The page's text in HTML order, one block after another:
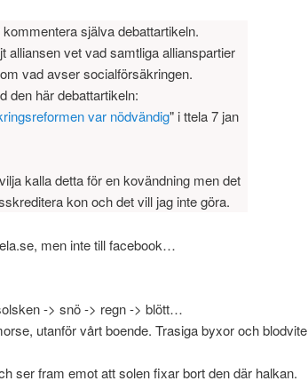
själva debattartikeln.
alliansen vet vad samtliga allianspartier
vad avser socialförsäkringen.
den här debattartikeln:
var nödvändig" i ttela 7 jan
kalla detta för en kovändning men det
kon och det vill jag inte göra.
men inte till facebook…
-> snö -> regn -> blött…
utanför vårt boende. Trasiga byxor och
ser fram emot att solen fixar bort den där halkan.